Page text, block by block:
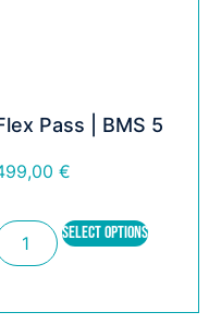
Pass | BMS 5
€
SELECT OPTIONS